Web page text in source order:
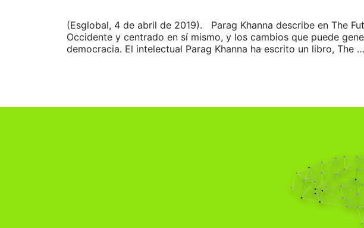
(Esglobal, 4 de abril de 2019). Parag Khanna describe en The
Occidente y centrado en sí mismo, y los cambios que puede
democracia. El intelectual Parag Khanna ha escrito un libro, The …